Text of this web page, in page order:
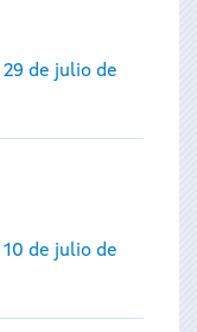
de julio de
de julio de